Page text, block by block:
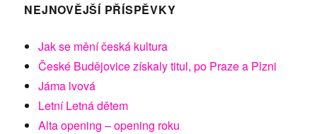
NEJNOVĚJŠÍ PŘÍSPĚVKY
Jak se mění česká kultura
České Budějovice získaly titul, po Praze a Plzni
Jáma lvová
Letní Letná dětem
Alta opening – opening roku